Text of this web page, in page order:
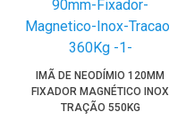
IMÃ DE NEODÍMIO 120MM
FIXADOR MAGNÉTICO INOX
TRAÇÃO 550KG